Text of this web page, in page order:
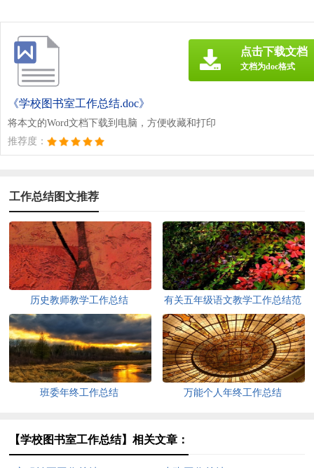
《学校图书室工作总结.doc》
将本文的Word文档下载到电脑，方便收藏和打印
推荐度：
点击下载文档
文档为doc格式
工作总结图文推荐
历史教师教学工作总结
有关五年级语文教学工作总结范
文
班委年终工作总结 万能个人年终工作总结
【学校图书室工作总结】相关文章：